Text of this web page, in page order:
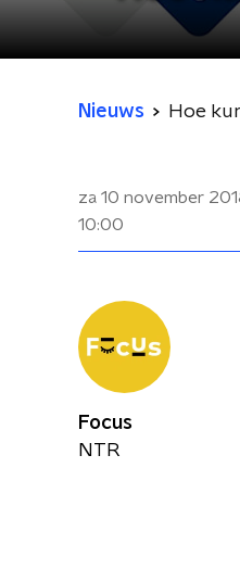
Nieuws Hoe
za 10 november
10:00
Focus
NTR